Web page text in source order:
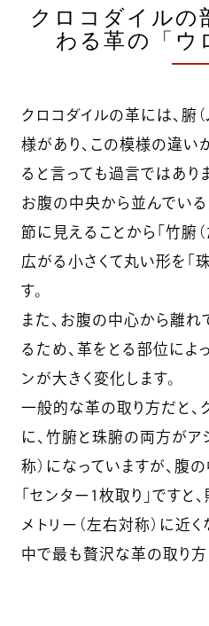
クロコダイルの
わる革の「ウ
クロコダイルの革には、腑
様があり、この模様の違
ると言っても過言ではあり
お腹の中央から並んでい
節に見えることから「竹腑
広がる小さくて丸い形を「
す。
また、お腹の中心から離れ
るため、革をとる部位によ
ンが大きく変化します。
一般的な革の取り方だと、
に、竹腑と珠腑の両方がア
称）になっていますが、腹
「センター1枚取り」です
メトリー（左右対称）に近
中で最も贅沢な革の取り方